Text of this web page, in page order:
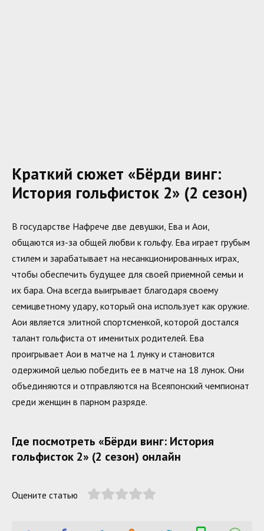
Краткий сюжет «Бёрди винг:
История гольфисток 2» (2 сезон)
В государстве Нафрече две девушки, Ева и Аои,
общаются из-за общей любви к гольфу. Ева играет грубым
стилем и зарабатывает на несанкционированных играх,
чтобы обеспечить будущее для своей приемной семьи и
их бара. Она всегда выигрывает благодаря своему
семицветному удару, который она использует как оружие.
Аои является элитной спортсменкой, которой достался
талант гольфиста от именитых родителей. Ева
проигрывает Аои в матче на 1 лунку и становится
одержимой целью победить ее в матче на 18 лунок. Они
объединяются и отправляются на Всеяпонский чемпионат
среди женщин в парном разряде.
Где посмотреть «Бёрди винг: История
гольфисток 2» (2 сезон) онлайн
Оцените статью